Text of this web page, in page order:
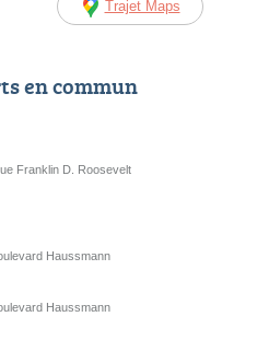
Trajet Maps
en commun
Franklin D. Roosevelt
Haussmann
Haussmann